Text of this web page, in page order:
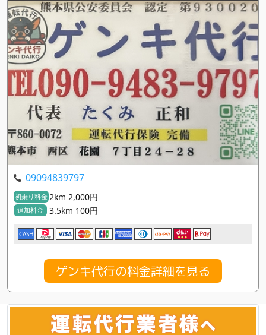
09094839797
初乗り料金 2km 2,000円
追加料金 3.5km 100円
CASH
ゲンキ代行の料金詳細を見る